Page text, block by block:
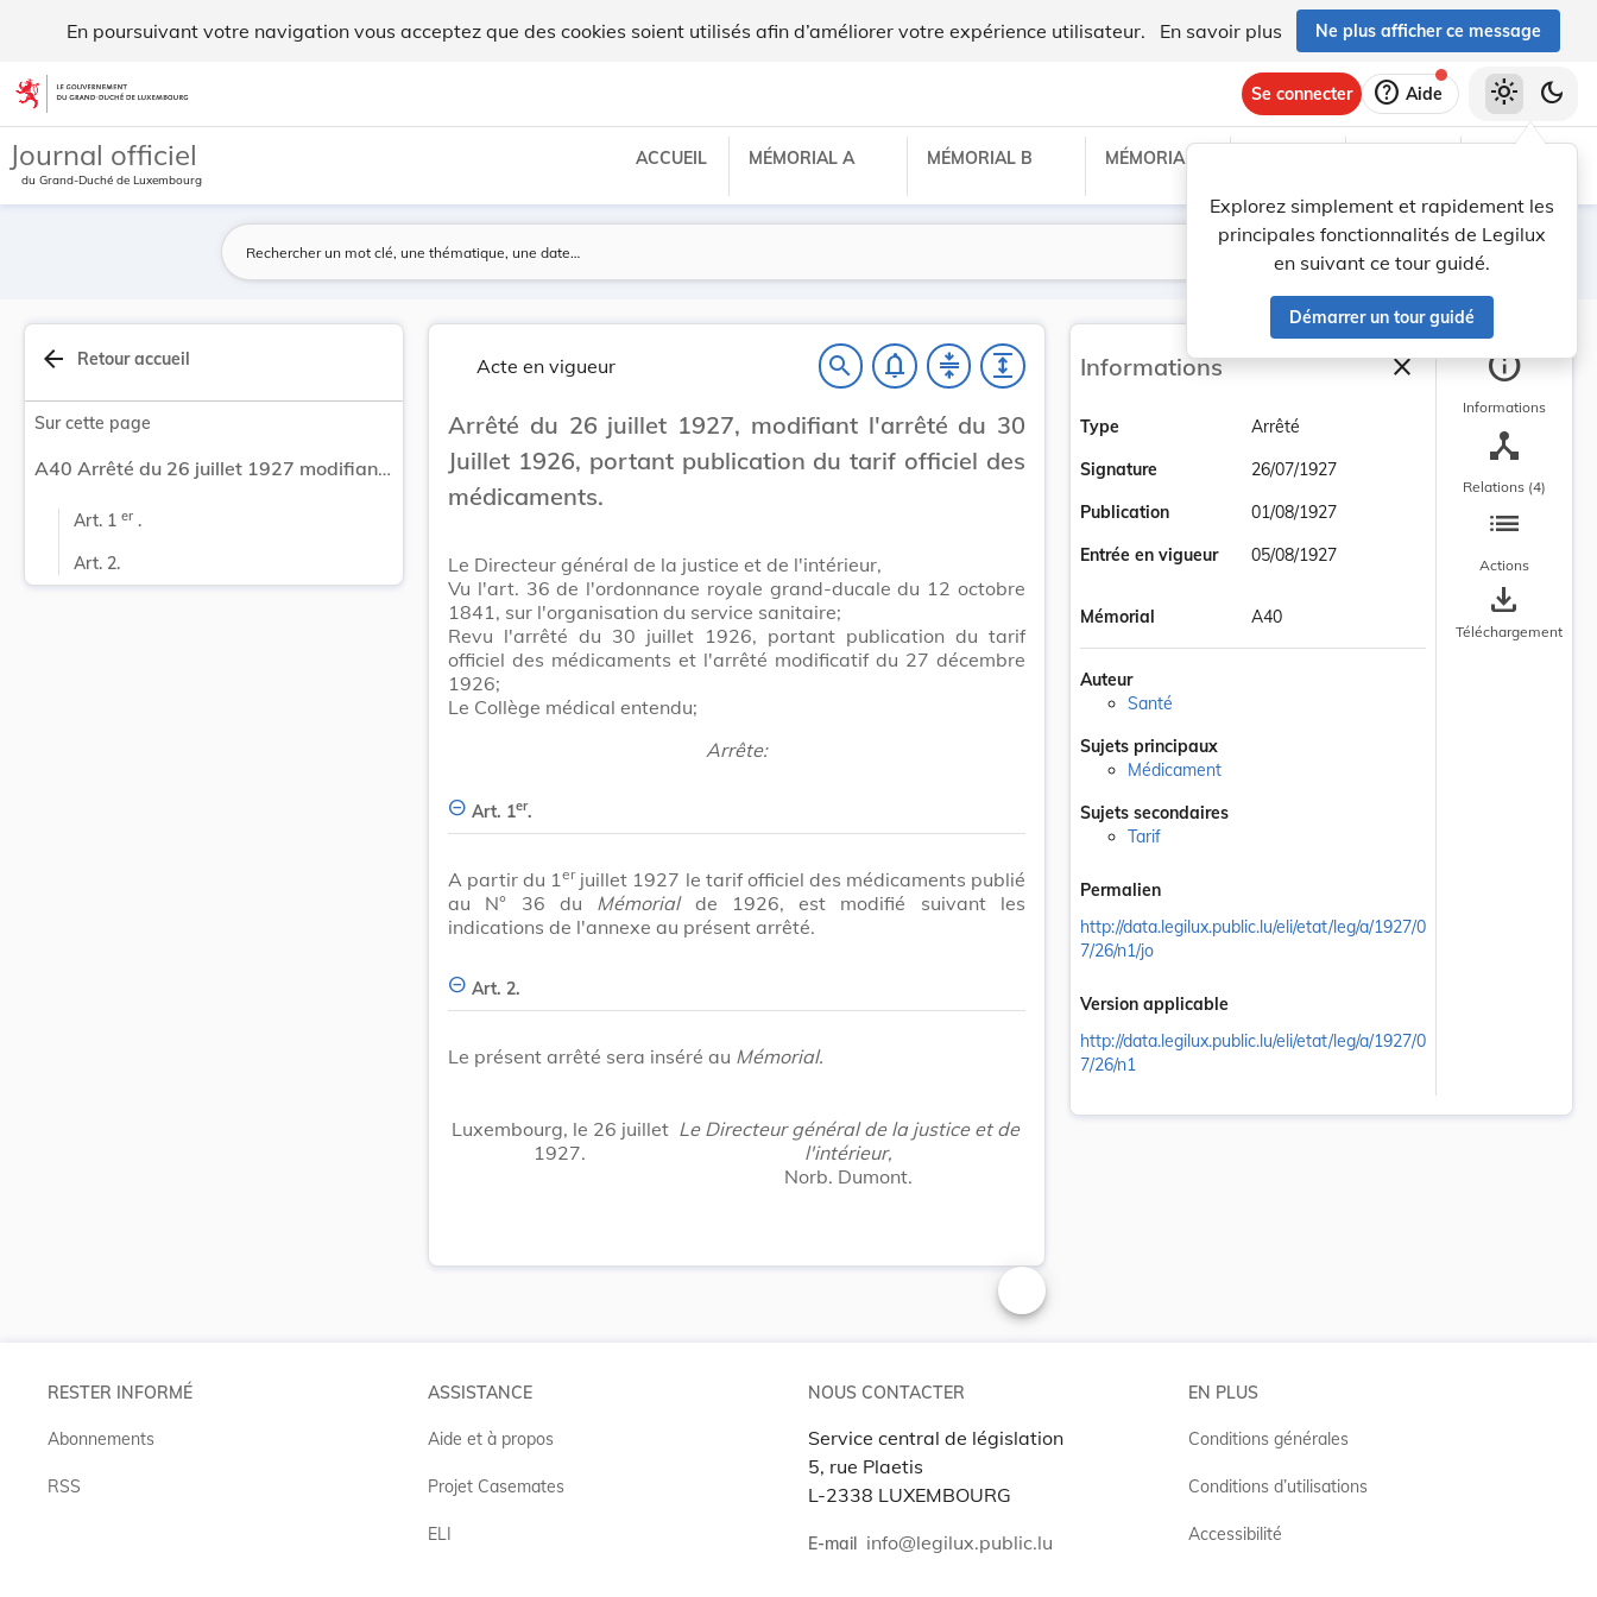
En poursuivant votre navigation vous acceptez que des cookies soient utilisés afin d’améliorer votre expérience utilisateur. En savoir plus Ne plus afficher ce message
Aller au contenu
Se connecter help Aide
Explorez simplement et rapidement les
principales fonctionnalités de Legilux
en suivant ce tour guidé.
Démarrer un tour guidé
light_mode dark_mode
Journal officiel
du Grand-Duché de Luxembourg
ACCUEIL MÉMORIAL A MÉMORIAL B MÉMORIAL C
Lancer la recherche
Filtres
arrow_back Retour accueil
Sur cette page
A40 Arrêté du 26 juillet 1927 modifiant l'arrêté du 30 juillet 1926, portant publication du tarif officiel des médicaments.
Art. 1 er .
Art. 2.
Acte en vigueur search notifications_none compress expand
Arrêté du 26 juillet 1927, modifiant l'arrêté du 30
Juillet 1926, portant publication du tarif officiel des
médicaments.
Le Directeur général de la justice et de l'intérieur,
Vu l'art. 36 de l'ordonnance royale grand-ducale du 12 octobre
1841, sur l'organisation du service sanitaire;
Revu l'arrêté du 30 juillet 1926, portant publication du tarif
officiel des médicaments et l'arrêté modificatif du 27 décembre
1926;
Le Collège médical entendu;
Arrête:
Art. 1er.
A partir du 1erjuillet 1927 le tarif officiel des médicaments publié
au N° 36 du Mémorial de 1926, est modifié suivant les
indications de l'annexe au présent arrêté.
Art. 2.
Le présent arrêté sera inséré au Mémorial.
Luxembourg, le 26 juillet
1927.
Le Directeur général de la justice et de
l'intérieur,
Norb. Dumont.
Changer la taille du texte
Informations closeFermer la barre
Type
Arrêté
Signature
26/07/1927
Publication
01/08/1927
Entrée en vigueur
05/08/1927
Mémorial A40
Auteur
Santé
Sujets principaux
Médicament
Sujets secondaires
Tarif
Permalien
http://data.legilux.public.lu/eli/etat/leg/a/1927/0
7/26/n1/jo
Version applicable
http://data.legilux.public.lu/eli/etat/leg/a/1927/0
7/26/n1
info
Informations
device_hub
Relations (4)
list
Actions
save_alt
Téléchargement
RESTER INFORMÉ
Abonnements
RSS
ASSISTANCE
Aide et à propos
Projet Casemates
ELI
NOUS CONTACTER
Service central de législation
5, rue Plaetis
L-2338 LUXEMBOURG
E-mail info@legilux.public.lu
EN PLUS
Conditions générales
Conditions d’utilisations
Accessibilité